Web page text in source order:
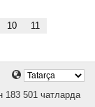
10 11
183 501 чатларда